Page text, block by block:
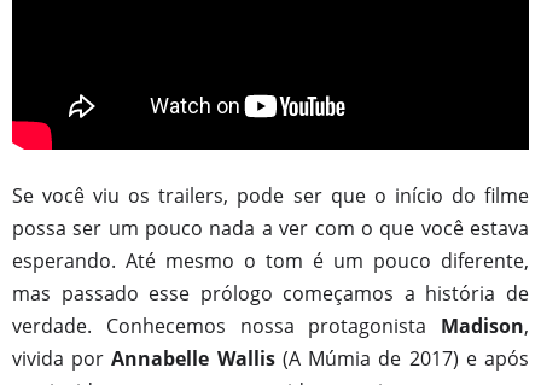
Se você viu os trailers, pode ser que o início do filme
possa ser um pouco nada a ver com o que você estava
esperando. Até mesmo o tom é um pouco diferente,
mas passado esse prólogo começamos a história de
verdade. Conhecemos nossa protagonista Madison,
vivida porAnnabelle Wallis(A Múmia de 2017) e após